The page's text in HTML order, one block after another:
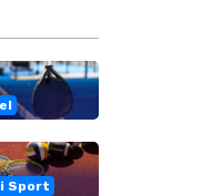
Sport